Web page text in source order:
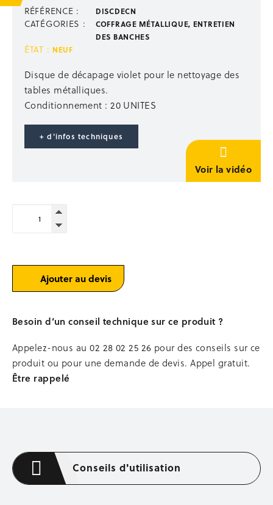
Escalier de talus 2-en-1 passerelle
Échelles, escabeaux
Passerelles, nacelles
Échafaudages mobiles
STABILISATION ÉTAIEMENT
Étais droit
Accessoires étaiement
Étais TP
Poutrelles bois
Panneaux coffrants
Supports de rétention
Rangement outillage
Occasion stockage
Bennes à béton
Bennes à terre autovid
Bennes passe-porte
Bacs à mortier
Stations, podiums de lavage
Transpalettes
Gerbeurs
Diables, chariots à timons
RÉFÉRENCE : DISCDECN
CATÉGORIES : COFFRAGE MÉTALLIQUE, ENTRETIEN
DES BANCHES
ÉTAT : NEUF
Disque de décapage violet pour le nettoyage des
tables métalliques.
Conditionnement : 20 UNITES
+ d'infos techniques
Voir la vidéo
violet
Ajouter au devis
Besoin d’un conseil technique sur ce produit ?
Appelez-nous au02 28 02 25 26 pour des conseils sur ce
produit ou pour une demande de devis. Appel gratuit.
Être rappelé
Conseils d'utilisation